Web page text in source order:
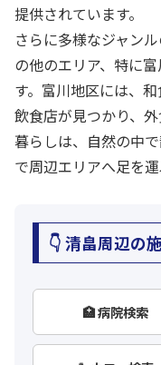
提供されています。
さらに多様なジャン
の他のエリア、特に
す。富川地区には、
飲食店が見つかり、
暮らしは、自然の中
で周辺エリアへ足を
👇 清畠周辺の
🏥 病院検索